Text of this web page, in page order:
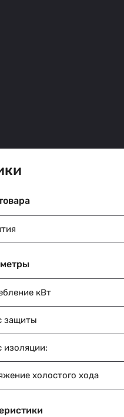
кВт
защиты
изоляции:
холостого хода